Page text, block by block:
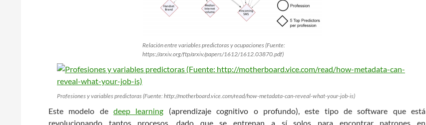
Relación entre variables predictoras y ocupaciones (Fuente:
https://arxiv.org/ftp/arxiv/papers/1612/1612.03870.pdf)
Profesiones y variables predictoras (Fuente: http://motherboard.vice.com/read/how-metadata-can-reveal-what-your-job-is)
Este modelo dedeep learning (aprendizaje cognitivo o profundo), este tipo de software que está
revolucionando tantos procesos, dado que se entrenan a sí solos para encontrar patrones en